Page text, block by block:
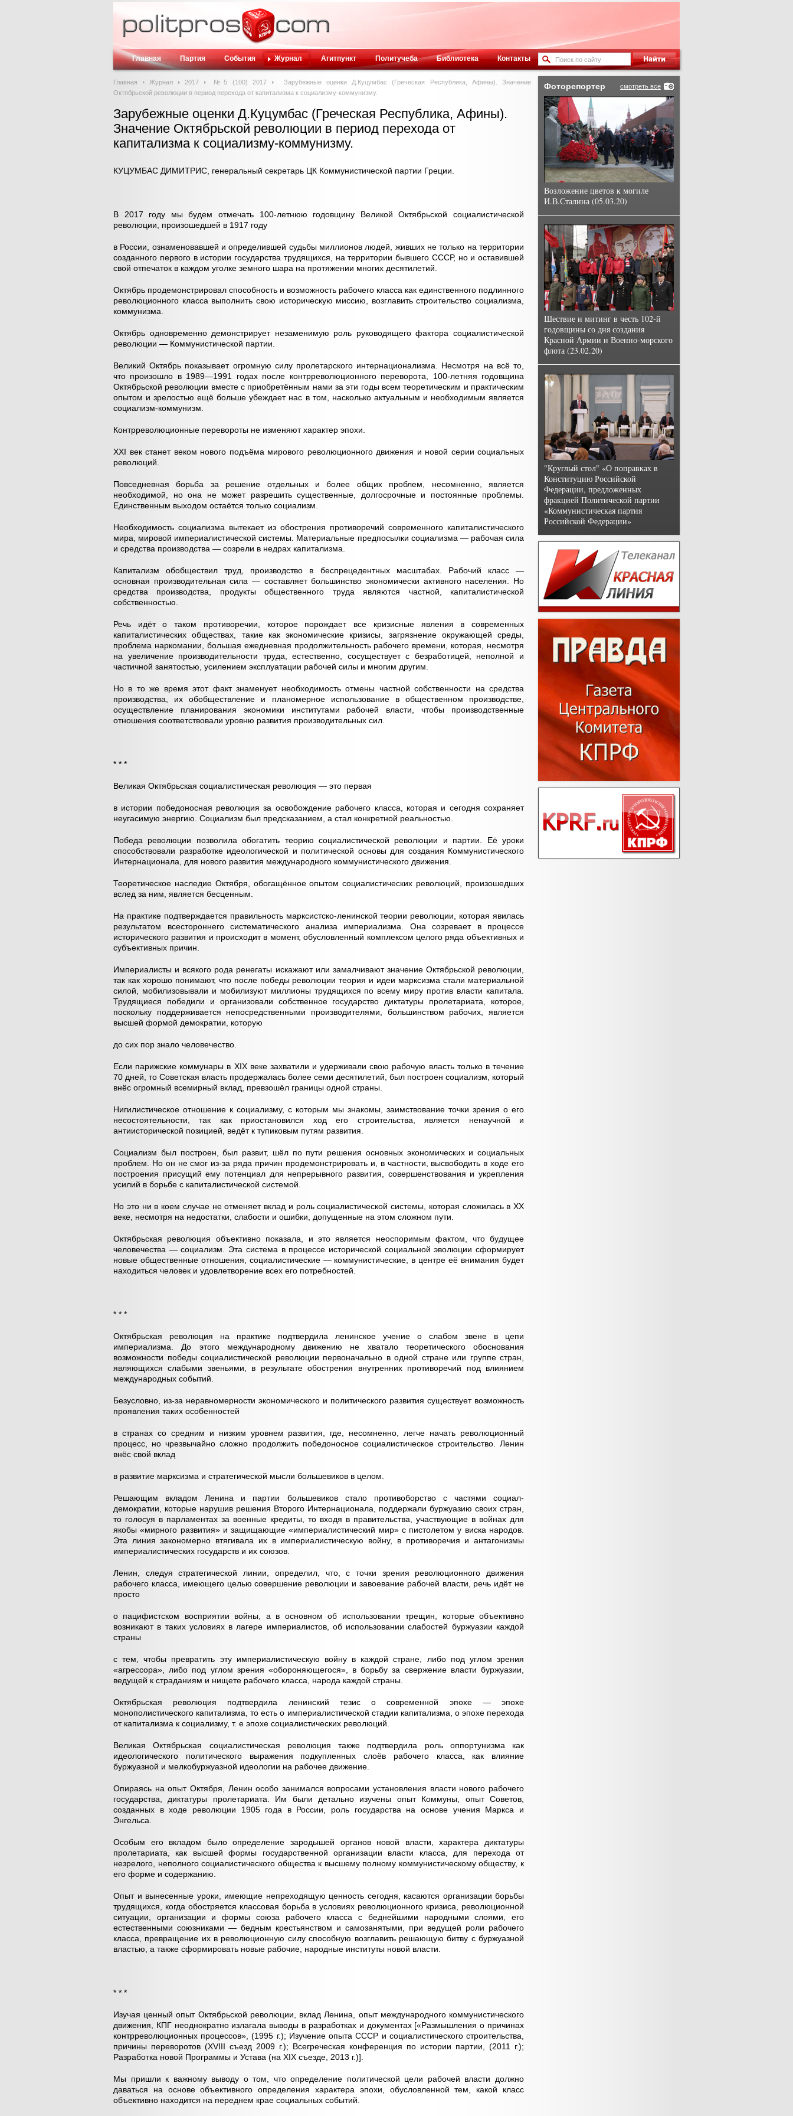
Главная Партия События Журнал Агитпункт Политучеба Библиотека Контакты
Главная Журнал 2017 №5 (100) 2017
Зарубежные оценки Д.Куцумбас (Греческая Республика, Афины). Значение
Октябрьской революции в период перехода от капитализма к социализму-коммунизму.
Зарубежные оценки Д.Куцумбас (Греческая Республика, Афины).
Значение Октябрьской революции в период перехода от
капитализма к социализму-коммунизму.
КУЦУМБАС ДИМИТРИС, генеральный секретарь ЦК Коммунистической партии Греции.
В 2017 году мы будем отмечать 100-летнюю годовщину Великой Октябрьской социалистической
революции, произошедшей в 1917 году
в России, ознаменовавшей и определившей судьбы миллионов людей, живших не только на территории
созданного первого в истории государства трудящихся, на территории бывшего СССР, но и оставившей
свой отпечаток в каждом уголке земного шара на протяжении многих десятилетий.
Октябрь продемонстрировал способность и возможность рабочего класса как единственного подлинного
революционного класса выполнить свою историческую миссию, возглавить строительство социализма,
коммунизма.
Октябрь одновременно демонстрирует незаменимую роль руководящего фактора социалистической
революции — Коммунистической партии.
Великий Октябрь показывает огромную силу пролетарского интернационализма. Несмотря на всё то,
что произошло в 1989—1991 годах после контрреволюционного переворота, 100-летняя годовщина
Октябрьской революции вместе с приобретённым нами за эти годы всем теоретическим и практическим
опытом и зрелостью ещё больше убеждает нас в том, насколько актуальным и необходимым является
социализм-коммунизм.
Контрреволюционные перевороты не изменяют характер эпохи.
XXI век станет веком нового подъёма мирового революционного движения и новой серии социальных
революций.
Повседневная борьба за решение отдельных и более общих проблем, несомненно, является
необходимой, но она не может разрешить существенные, долгосрочные и постоянные проблемы.
Единственным выходом остаётся только социализм.
Необходимость социализма вытекает из обострения противоречий современного капиталистического
мира, мировой империалистической системы. Материальные предпосылки социализма — рабочая сила
и средства производства — созрели в недрах капитализма.
Капитализм обобществил труд, производство в беспрецедентных масштабах. Рабочий класс —
основная производительная сила — составляет большинство экономически активного населения. Но
средства производства, продукты общественного труда являются частной, капиталистической
собственностью.
Речь идёт о таком противоречии, которое порождает все кризисные явления в современных
капиталистических обществах, такие как экономические кризисы, загрязнение окружающей среды,
проблема наркомании, большая ежедневная продолжительность рабочего времени, которая, несмотря
на увеличение производительности труда, естественно, сосуществует с безработицей, неполной и
частичной занятостью, усилением эксплуатации рабочей силы и многим другим.
Но в то же время этот факт знаменует необходимость отмены частной собственности на средства
производства, их обобществление и планомерное использование в общественном производстве,
осуществление планирования экономики институтами рабочей власти, чтобы производственные
отношения соответствовали уровню развития производительных сил.
* * *
Великая Октябрьская социалистическая революция — это первая
в истории победоносная революция за освобождение рабочего класса, которая и сегодня сохраняет
неугасимую энергию. Социализм был предсказанием, а стал конкретной реальностью.
Победа революции позволила обогатить теорию социалистической революции и партии. Её уроки
способствовали разработке идеологической и политической основы для создания Коммунистического
Интернационала, для нового развития международного коммунистического движения.
Теоретическое наследие Октября, обогащённое опытом социалистических революций, произошедших
вслед за ним, является бесценным.
На практике подтверждается правильность марксистско-ленинской теории революции, которая явилась
результатом всестороннего систематического анализа империализма. Она созревает в процессе
исторического развития и происходит в момент, обусловленный комплексом целого ряда объективных и
субъективных причин.
Империалисты и всякого рода ренегаты искажают или замалчивают значение Октябрьской революции,
так как хорошо понимают, что после победы революции теория и идеи марксизма стали материальной
силой, мобилизовывали и мобилизуют миллионы трудящихся по всему миру против власти капитала.
Трудящиеся победили и организовали собственное государство диктатуры пролетариата, которое,
поскольку поддерживается непосредственными производителями, большинством рабочих, является
высшей формой демократии, которую
до сих пор знало человечество.
Если парижские коммунары в XIXвеке захватили и удерживали свою рабочую власть только в течение
70 дней, то Советская власть продержалась более семи десятилетий, был построен социализм, который
внёс огромный всемирный вклад, превзошёл границы одной страны.
Нигилистическое отношение к социализму, с которым мы знакомы, заимствование точки зрения о его
несостоятельности, так как приостановился ход его строительства, является ненаучной и
антиисторической позицией, ведёт к тупиковым путям развития.
Социализм был построен, был развит, шёл по пути решения основных экономических и социальных
проблем. Но он не смог из-за ряда причин продемонстрировать и, в частности, высвободить в ходе его
построения присущий ему потенциал для непрерывного развития, совершенствования и укрепления
усилий в борьбе с капиталистической системой.
Но это ни в коем случае не отменяет вклад и роль социалистической системы, которая сложилась в XX
веке, несмотря на недостатки, слабости и ошибки, допущенные на этом сложном пути.
Октябрьская революция объективно показала, и это является неоспоримым фактом, что будущее
человечества — социализм. Эта система в процессе исторической социальной эволюции сформирует
новые общественные отношения, социалистические — коммунистические, в центре её внимания будет
находиться человек и удовлетворение всех его потребностей.
* * *
Октябрьская революция на практике подтвердила ленинское учение о слабом звене в цепи
империализма. До этого международному движению не хватало теоретического обоснования
возможности победы социалистической революции первоначально в одной стране или группе стран,
являющихся слабыми звеньями, в результате обострения внутренних противоречий под влиянием
международных событий.
Безусловно, из-за неравномерности экономического и политического развития существует возможность
проявления таких особенностей
в странах со средним и низким уровнем развития, где, несомненно, легче начать революционный
процесс, но чрезвычайно сложно продолжить победоносное социалистическое строительство. Ленин
внёс свой вклад
в развитие марксизма и стратегической мысли большевиков в целом.
Решающим вкладом Ленина и партии большевиков стало противоборство с частями социал-
демократии, которые нарушив решения Второго Интернационала, поддержали буржуазию своих стран,
то голосуя в парламентах за военные кредиты, то входя в правительства, участвующие в войнах для
якобы «мирного развития» и защищающие «империалистический мир» с пистолетом у виска народов.
Эта линия закономерно втягивала их в империалистическую войну, в противоречия и антагонизмы
империалистических государств и их союзов.
Ленин, следуя стратегической линии, определил, что, с точки зрения революционного движения
рабочего класса, имеющего целью совершение революции и завоевание рабочей власти, речь идёт не
просто
о пацифистском восприятии войны, а в основном об использовании трещин, которые объективно
возникают в таких условиях в лагере империалистов, об использовании слабостей буржуазии каждой
страны
с тем, чтобы превратить эту империалистическую войну в каждой стране, либо под углом зрения
«агрессора», либо под углом зрения «обороняющегося», в борьбу за свержение власти буржуазии,
ведущей к страданиям и нищете рабочего класса, народа каждой страны.
Октябрьская революция подтвердила ленинский тезис о современной эпохе — эпохе
монополистического капитализма, то есть о империалистической стадии капитализма, о эпохе перехода
от капитализма к социализму, т. е эпохе социалистических революций.
Великая Октябрьская социалистическая революция также подтвердила роль оппортунизма как
идеологического политического выражения подкупленных слоёв рабочего класса, как влияние
буржуазной и мелкобуржуазной идеологии на рабочее движение.
Опираясь на опыт Октября, Ленин особо занимался вопросами установления власти нового рабочего
государства, диктатуры пролетариата. Им были детально изучены опыт Коммуны, опыт Советов,
созданных в ходе революции 1905 года в России, роль государства на основе учения Маркса и
Энгельса.
Особым его вкладом было определение зародышей органов новой власти, характера диктатуры
пролетариата, как высшей формы государственной организации власти класса, для перехода от
незрелого, неполного социалистического общества к высшему полному коммунистическому обществу, к
его форме и содержанию.
Опыт и вынесенные уроки, имеющие непреходящую ценность сегодня, касаются организации борьбы
трудящихся, когда обостряется классовая борьба в условиях революционного кризиса, революционной
ситуации, организации и формы союза рабочего класса с беднейшими народными слоями, его
естественными союзниками — бедным крестьянством и самозанятыми, при ведущей роли рабочего
класса, превращение их в революционную силу способную возглавить решающую битву с буржуазной
властью, а также сформировать новые рабочие, народные институты новой власти.
* * *
Изучая ценный опыт Октябрьской революции, вклад Ленина, опыт международного коммунистического
движения, КПГ неоднократно излагала выводы в разработках и документах [«Размышления о причинах
контрреволюционных процессов», (1995 г.); Изучение опыта СССР и социалистического строительства,
причины переворотов (XVIII cъезд 2009 г.); Всегреческая конференция по истории партии, (2011 г.);
Разработка новой Программы и Устава (на XIX съезде, 2013 г.)].
Мы пришли к важному выводу о том, что определение политической цели рабочей власти должно
даваться на основе объективного определения характера эпохи, обусловленной тем, какой класс
объективно находится на переднем крае социальных событий.
смотреть все
Фоторепортер
Возложение цветов к могиле
И.В.Сталина (05.03.20)
Шествие и митинг в честь 102-й
годовщины со дня создания
Красной Армии и Военно-морского
флота (23.02.20)
"Круглый стол" «О поправках в
Конституцию Российской
Федерации, предложенных
фракцией Политической партии
«Коммунистическая партия
Российской Федерации»